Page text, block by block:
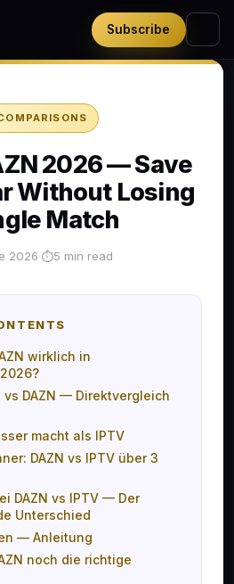
Subscribe
2026 — Save
Without Losing
Match
2026·⏱5 min read
wirklich in
vs DAZN — Direktvergleich
macht als IPTV
DAZN vs IPTV über 3
DAZN vs IPTV — Der
Unterschied
— Anleitung
noch die richtige